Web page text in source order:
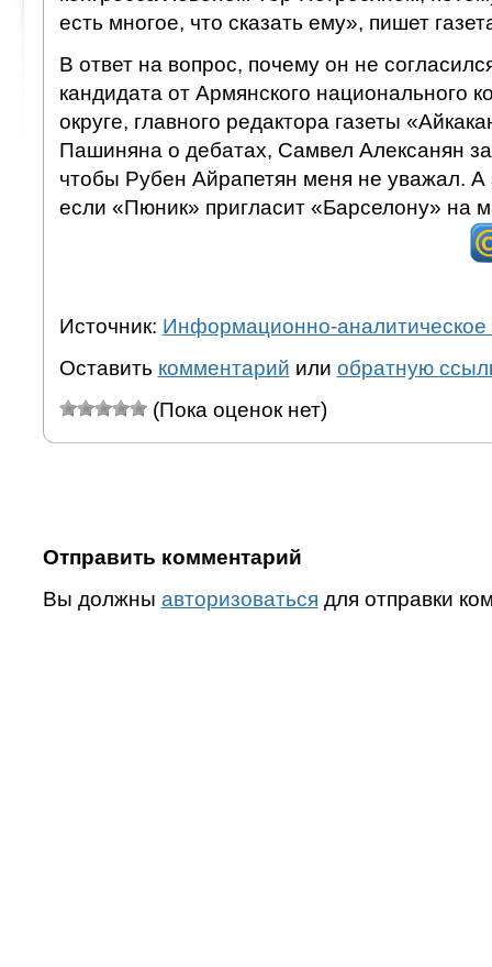
есть многое, что сказать ему», пишет
В ответ на вопрос, почему он не
кандидата от Армянского национального
округе, главного редактора газеты
Пашиняна о дебатах, Самвел Алексанян
чтобы Рубен Айрапетян меня не уважал. А
если «Пюник» пригласит «Барселону» на
Источник: Информационно-аналитическое
Оставить комментарий или обратную
(Пока оценок нет)
Отправить комментарий
Вы должны авторизоваться для отправки